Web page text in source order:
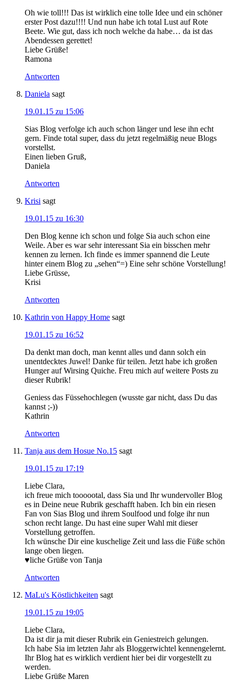
Oh wie toll!!! Das ist wirklich eine tolle Idee und ein schöner
erster Post dazu!!!! Und nun habe ich total Lust auf Rote
Beete. Wie gut, dass ich noch welche da habe… da ist das
Abendessen gerettet!
Liebe Grüße!
Ramona
Antworten
Daniela sagt
19.01.15 zu 15:06
Sias Blog verfolge ich auch schon länger und lese ihn echt
gern. Finde total super, dass du jetzt regelmäßig neue Blogs
vorstellst.
Einen lieben Gruß,
Daniela
Antworten
Krisi sagt
19.01.15 zu 16:30
Den Blog kenne ich schon und folge Sia auch schon eine
Weile. Aber es war sehr interessant Sia ein bisschen mehr
kennen zu lernen. Ich finde es immer spannend die Leute
hinter einem Blog zu „sehen“=) Eine sehr schöne Vorstellung!
Liebe Grüsse,
Krisi
Antworten
Kathrin von Happy Home sagt
19.01.15 zu 16:52
Da denkt man doch, man kennt alles und dann solch ein
unentdecktes Juwel! Danke für teilen. Jetzt habe ich großen
Hunger auf Wirsing Quiche. Freu mich auf weitere Posts zu
dieser Rubrik!
Geniess das Füssehochlegen (wusste gar nicht, dass Du das
kannst ;-))
Kathrin
Antworten
Tanja aus dem Hosue No.15 sagt
19.01.15 zu 17:19
Liebe Clara,
ich freue mich toooootal, dass Sia und Ihr wundervoller Blog
es in Deine neue Rubrik geschafft haben. Ich bin ein riesen
Fan von Sias Blog und ihrem Soulfood und folge ihr nun
schon recht lange. Du hast eine super Wahl mit dieser
Vorstellung getroffen.
Ich wünsche Dir eine kuschelige Zeit und lass die Füße schön
lange oben liegen.
♥liche Grüße von Tanja
Antworten
MaLu's Köstlichkeiten sagt
19.01.15 zu 19:05
Liebe Clara,
Da ist dir ja mit dieser Rubrik ein Geniestreich gelungen.
Ich habe Sia im letzten Jahr als Bloggerwichtel kennengelernt.
Ihr Blog hat es wirklich verdient hier bei dir vorgestellt zu
werden.
Liebe Grüße Maren